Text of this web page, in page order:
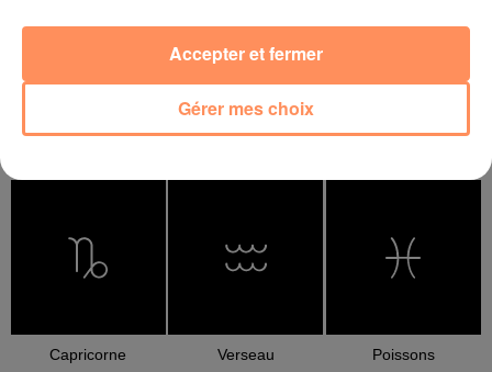
Capricorne Verseau Poissons
Gérer mes choix
Accepter et fermer